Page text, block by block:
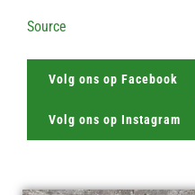
Source
Volg ons op Facebook
Volg ons op Instagram